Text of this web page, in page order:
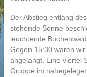
Der Abstieg entlang
stehende Sonne
leuchtende
Gegen 15:30 waren
angelangt. Eine viertel
Gruppe im